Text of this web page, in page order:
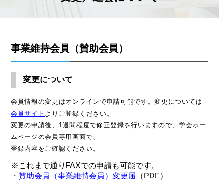
事業維持会員（賛助会員）
変更について
会員情報の変更はオンラインで申請可能です。変更については
会員サイト よりご登録ください。
変更の申請後、1週間程度で修正登録を行いますので、学会ホー
ムページの会員専用画面で、
登録内容をご確認ください。
※これまで通りFAXでの申請も可能です。
・賛助会員（事業維持会員）変更届 （PDF）